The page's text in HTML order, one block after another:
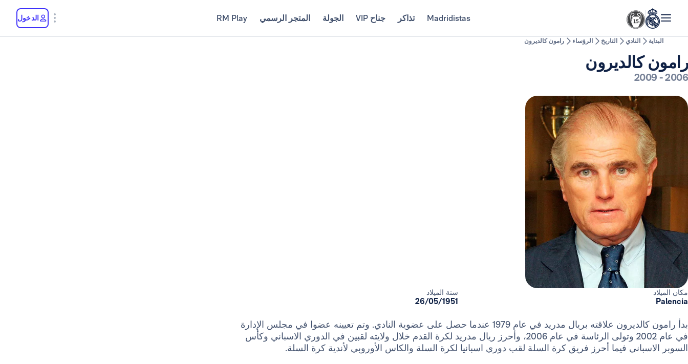
Madridistas تذاكر جناح VIP الجولة المتجر الرسمي RM Play الدخول
البداية النادي التاريخ الرؤساء رامون كالديرون
رامون كالديرون
2006
-
2009
مكان الميلاد
Palencia
سنة الميلاد
26/05/1951
بدأ رامون كالديرون علاقته بريال مدريد في عام 1979 عندما حصل على عضوية النادي. وتم تعيينه عضوا في مجلس الإدارة
في عام 2002 وتولى الرئاسة في عام 2006، وأحرز ريال مدريد لكرة القدم خلال ولايته لقبين في الدوري الاسباني وكأس
السوبر الاسباني فيما أحرز فريق كرة السلة لقب دوري اسبانيا لكرة السلة والكاس الأوروبي لأندية كرة السلة.